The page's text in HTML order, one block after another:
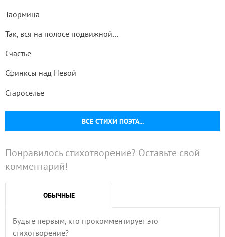
ВСЕ СТИХИ ПОЭТА...
Таормина
Так, вся на полосе подвижной...
Счастье
Сфинксы над Невой
Староселье
Понравилось стихотворение? Оставьте свой
комментарий!
ОБЫЧНЫЕ
Будьте первым, кто прокомментирует это
стихотворение?